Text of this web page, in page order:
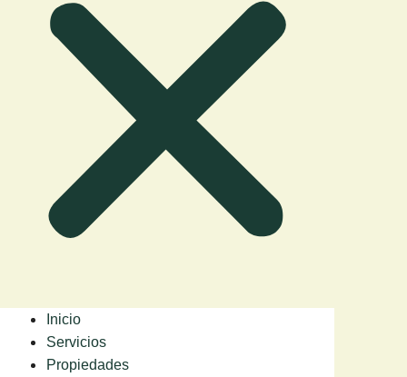
Inicio
Servicios
Propiedades